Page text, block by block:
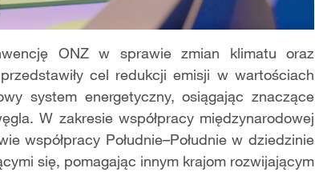
ONZ w sprawie zmian klimatu oraz
cel redukcji emisji w wartościach
system energetyczny, osiągając znaczące
W zakresie współpracy międzynarodowej
współpracy Południe–Południe w dziedzinie
się, pomagając innym krajom rozwijającym